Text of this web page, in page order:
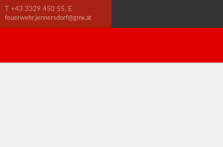
+43 3329 450 55, E
feuerwehr.jennersdorf@gmx.at